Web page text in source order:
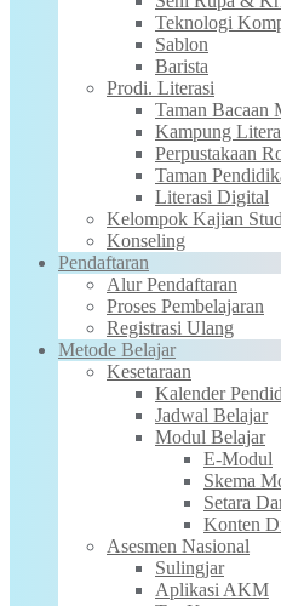
Teknologi
Sablon
Barista
Prodi. Literasi
Taman Bacaan
Kampung
Perpustakaan
Taman
Literasi Digital
Kelompok Kajian
Konseling
Pendaftaran
Alur Pendaftaran
Proses Pembelajaran
Registrasi Ulang
Metode Belajar
Kesetaraan
Kalender
Jadwal Belajar
Modul Belajar
E-Modul
Skema
Setara
Konten
Asesmen Nasional
Sulingjar
Aplikasi AKM